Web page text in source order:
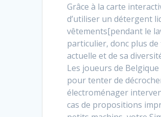
Grâce à la carte
d’utiliser un détergent
vêtements[pendant le
particulier, donc plus
actuelle et de sa
Les joueurs de
pour tenter de
électroménager
cas de propositions